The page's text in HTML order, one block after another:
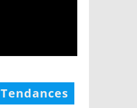
Tendances